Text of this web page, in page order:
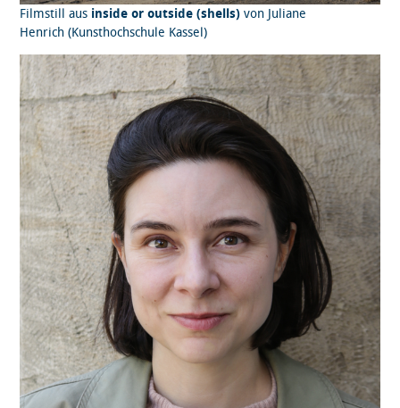
Filmstill aus inside or outside (shells) von Juliane
Henrich (Kunsthochschule Kassel)